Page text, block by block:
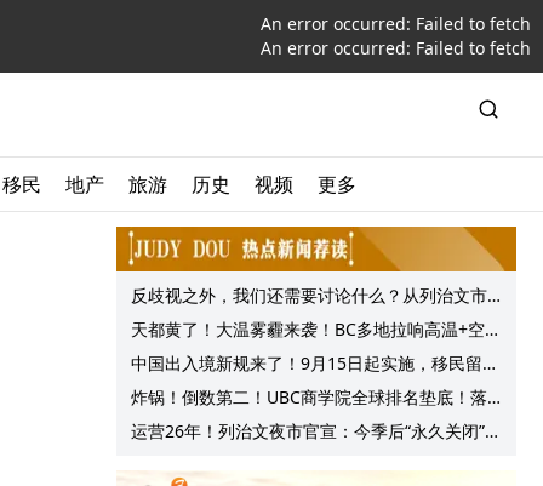
An error occurred: Failed to fetch
An error occurred: Failed to fetch
移民 地产 旅游 历史 视频 更多
反歧视之外，我们还需要讨论什么？从列治文市
议会一项动议谈起
天都黄了！大温雾霾来袭！BC多地拉响高温+空气
质量预警 最高可达35°C！
中国出入境新规来了！9月15日起实施，移民留学
中介迎来最强监管！
炸锅！倒数第二！UBC商学院全球排名垫底！落
后4所加拿大名校！MBA毕业生近半找不到工作！
网友评论更扎心！
运营26年！列治文夜市官宣：今季后“永久关闭”！
9月20日最后一天！网友热议！保守党抛出拯救方